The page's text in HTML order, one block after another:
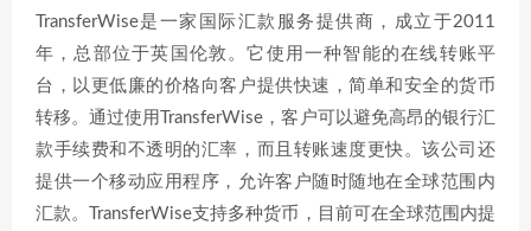
TransferWise是一家国际汇款服务提供商，成立于2011
年，总部位于英国伦敦。它使用一种智能的在线转账平
台，以更低廉的价格向客户提供快速，简单和安全的货币
转移。通过使用TransferWise，客户可以避免高昂的银行汇
款手续费和不透明的汇率，而且转账速度更快。该公司还
提供一个移动应用程序，允许客户随时随地在全球范围内
汇款。TransferWise支持多种货币，目前可在全球范围内提